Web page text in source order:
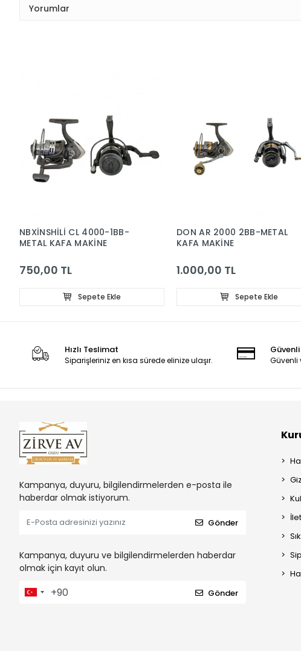
Yorumlar
NBXİNSHİLİ CL 4000-1BB-
METAL KAFA MAKİNE
750,00 TL
Sepete Ekle
DON AR 2000 2BB-METAL
KAFA MAKİNE
1.000,00 TL
Sepete Ekle
Hızlı Teslimat
Siparişleriniz en kısa sürede elinize ulaşır. Güvenli
Kampanya, duyuru, bilgilendirmelerden e-posta ile
haberdar olmak istiyorum.
Gönder
Kampanya, duyuru ve bilgilendirmelerden haberdar
olmak için kayıt olun.
Gönder